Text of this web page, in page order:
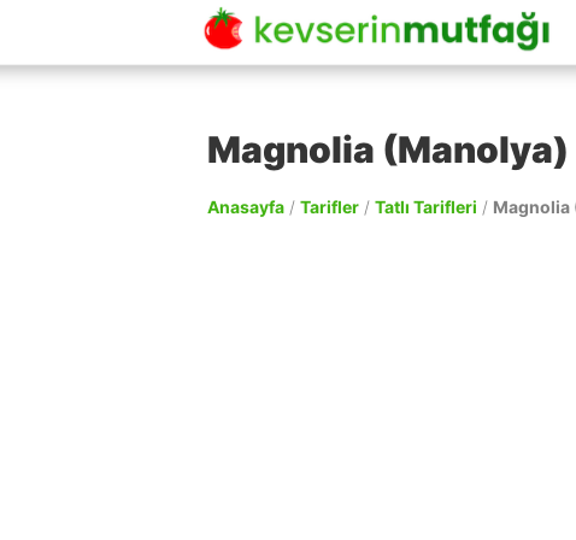
Magnolia
Anasayfa / Tarifler / Tatlı Tarifleri / Magnolia